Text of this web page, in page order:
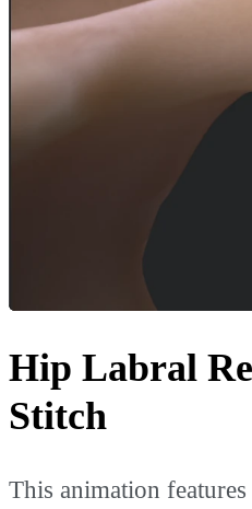
Hip Labral
Stitch
This animation